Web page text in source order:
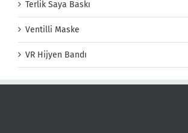
Terlik Saya Baskı
Ventilli Maske
VR Hijyen Bandı